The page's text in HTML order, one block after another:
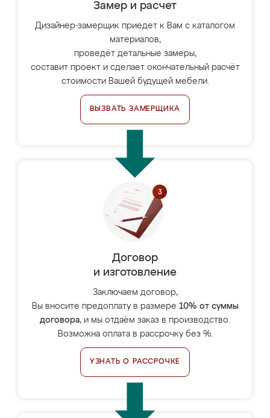
Замер и расчет
Дизайнер-замерщик приедет к Вам с каталогом
материалов,
проведёт детальные замеры,
составит проект и сделает окончательный расчёт
стоимости Вашей будущей мебели.
ВЫЗВАТЬ ЗАМЕРЩИКА
Договор
и изготовление
Заключаем договор,
Вы вносите предоплату в размере 10% от суммы
договора, и мы отдаём заказ в производство.
Возможна оплата в рассрочку без %.
УЗНАТЬ О РАССРОЧКЕ